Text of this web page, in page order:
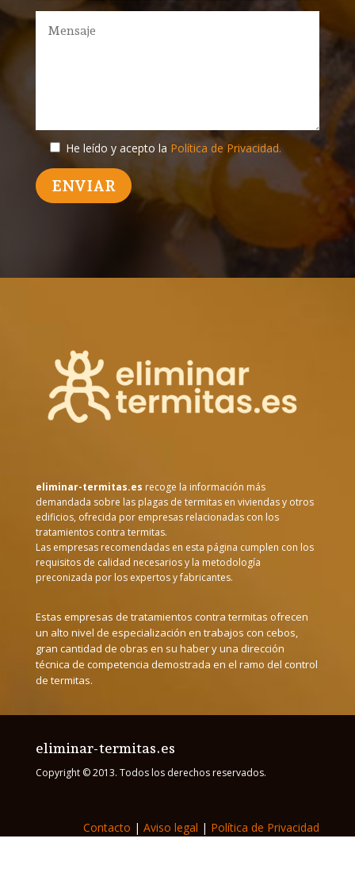
He leído y acepto la Política de Privacidad.
eliminar-termitas.es recoge la información más
demandada sobre las plagas de termitas en viviendas y otros
edificios, ofrecida por empresas relacionadas con los
tratamientos contra termitas.
Las empresas recomendadas en esta página cumplen con los
requisitos de calidad necesarios y la metodología
preconizada por los expertos y fabricantes.
Estas empresas de tratamientos contra termitas ofrecen
un alto nivel de especialización en trabajos con cebos,
gran cantidad de obras en su haber y una dirección
técnica de competencia demostrada en el ramo del control
de termitas.
eliminar-termitas.es
Copyright © 2013. Todos los derechos reservados.
Contacto |Aviso legal | Política de Privacidad